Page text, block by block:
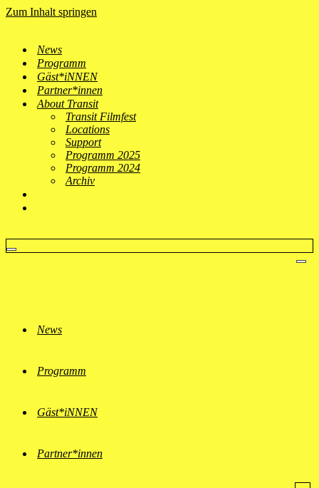
Zum Inhalt springen
News
Programm
Gäst*iNNEN
Partner*innen
About Transit
Transit Filmfest
Locations
Support
Programm 2025
Programm 2024
Archiv
Navigationsmenü
News
Programm
Gäst*iNNEN
Partner*innen